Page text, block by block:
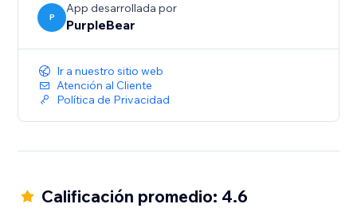
P
App desarrollada por
PurpleBear
Ir a nuestro sitio web
Atención al Cliente
Política de Privacidad
Calificación promedio: 4.6